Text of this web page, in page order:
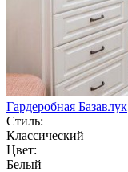
Гардеробная Базавлук
Стиль:
Классический
Цвет:
Белый